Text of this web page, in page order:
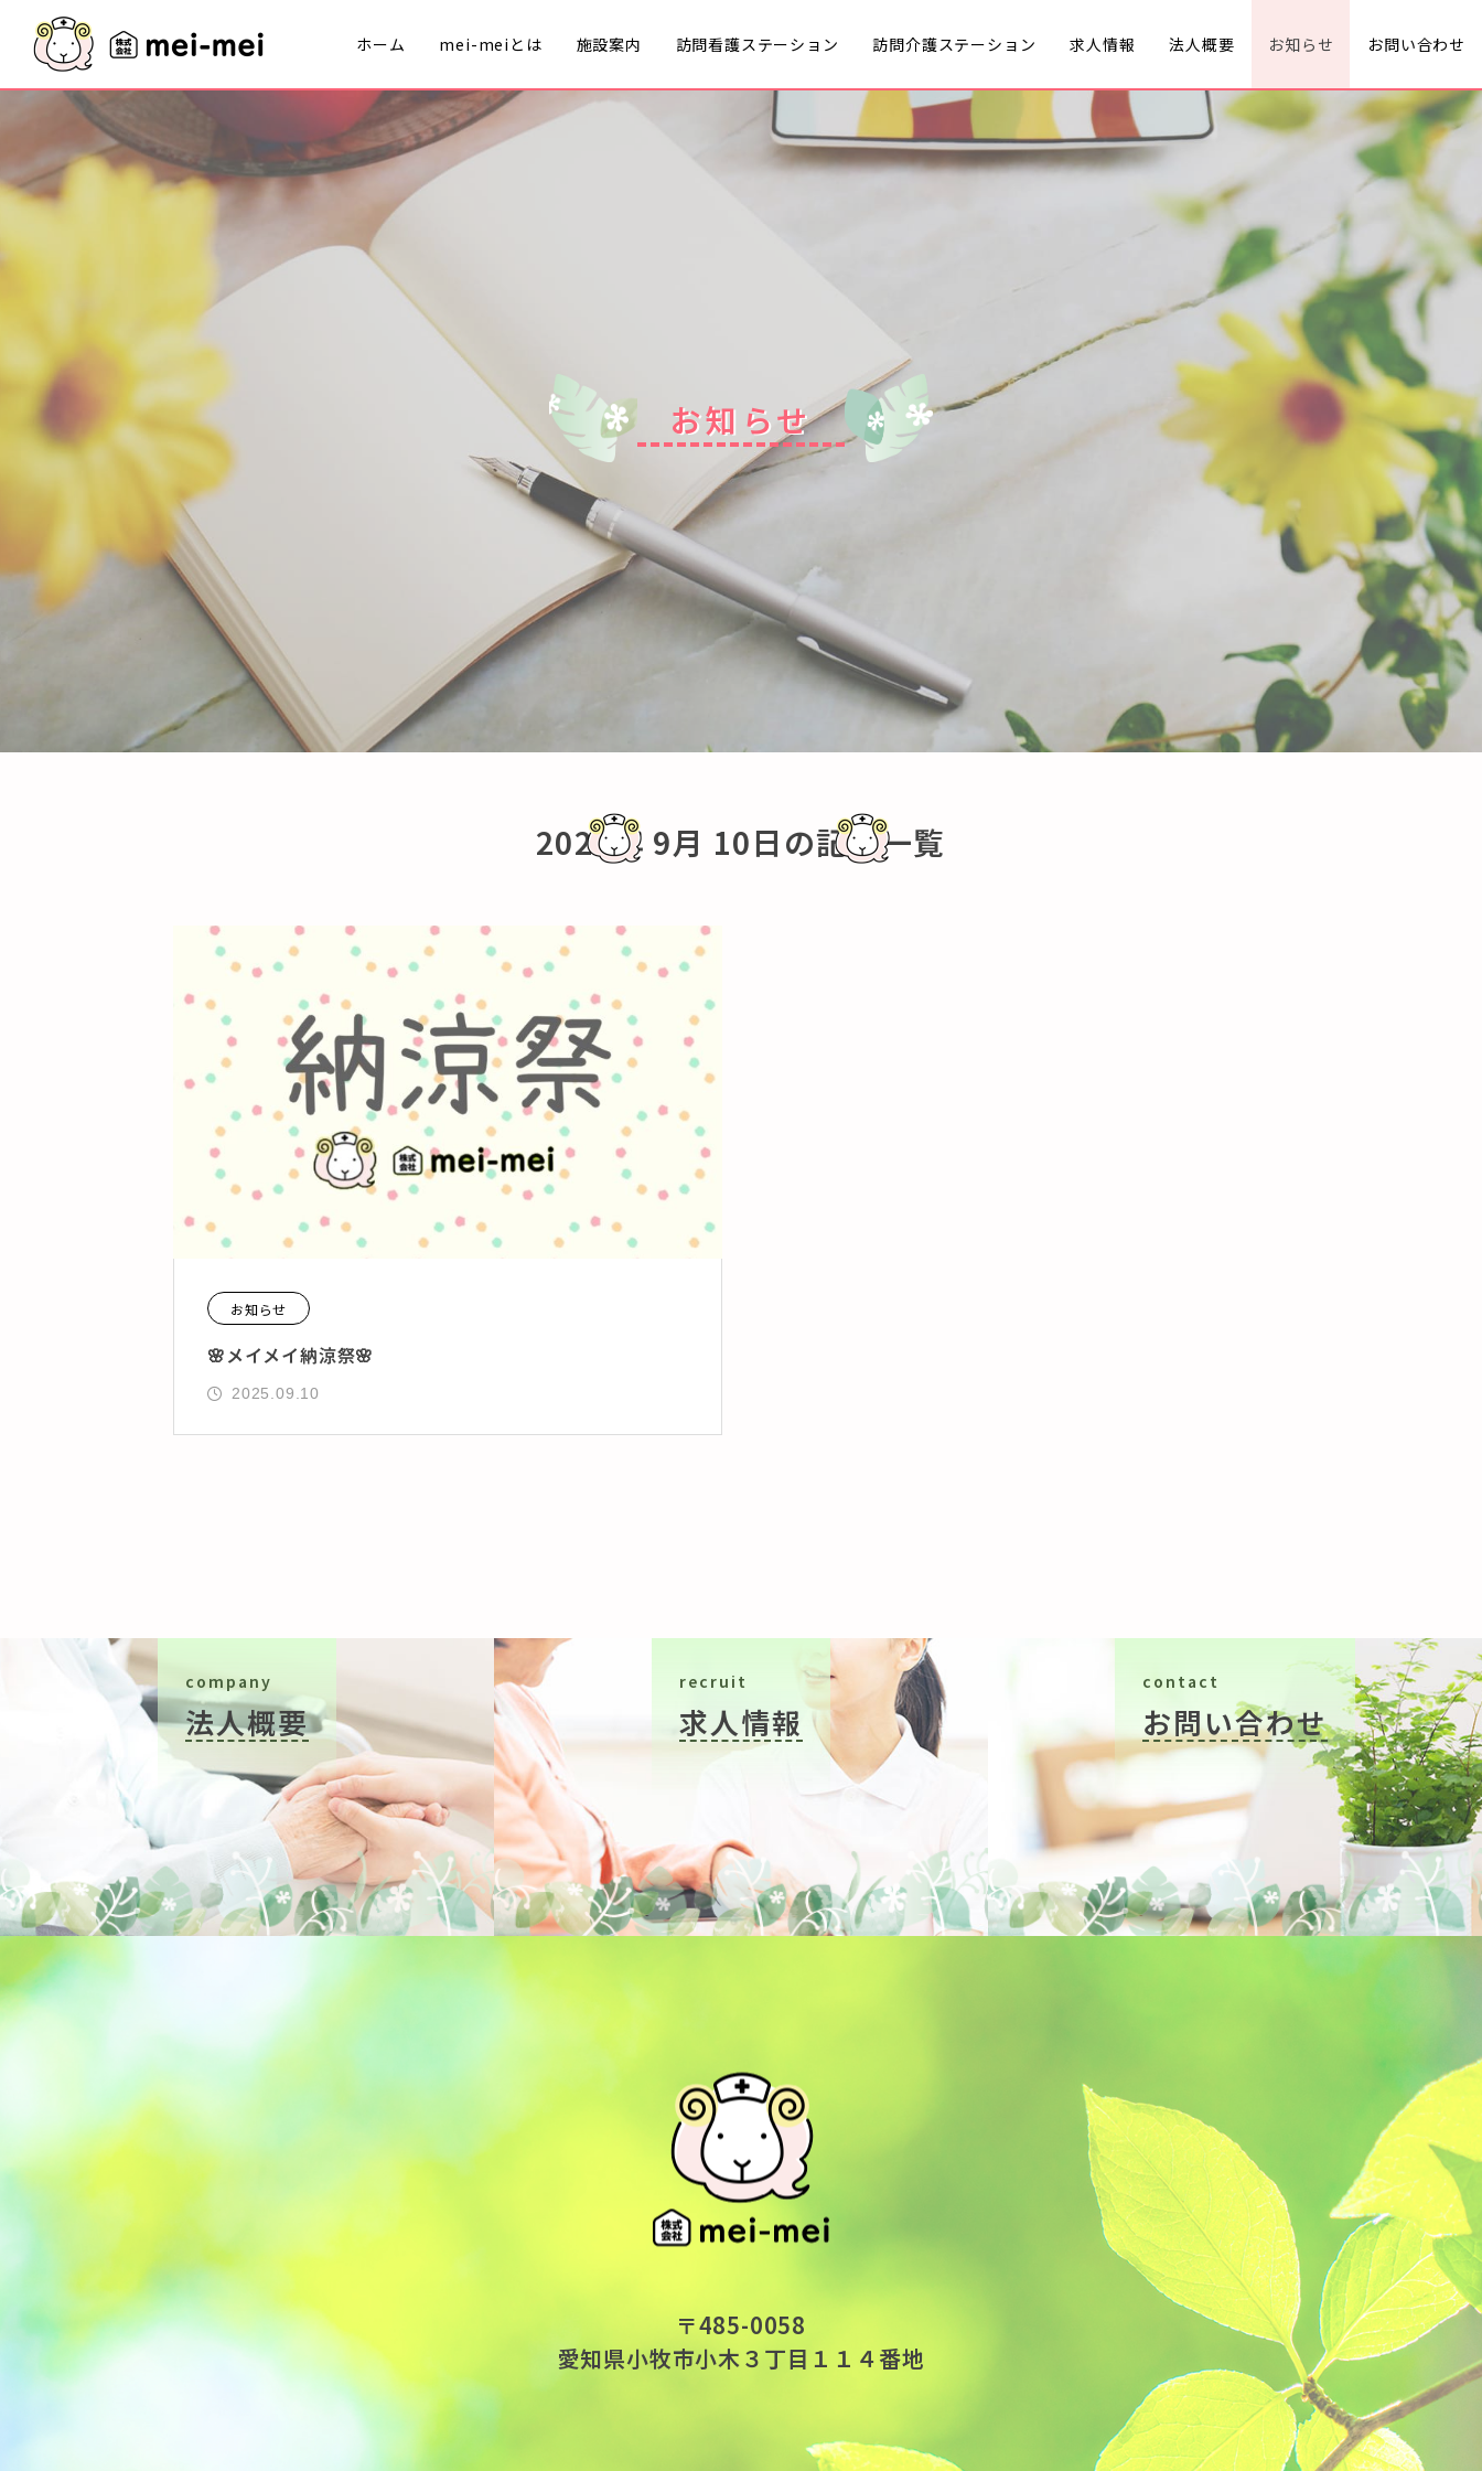
ホーム mei-meiとは 施設案内 訪問看護ステーション 訪問介護ステーション 求人情報 法人概要 お知らせ お問い合わせ
お知 らせ
2025年 9月 10日の記事一覧
お知らせ
🌸メイメイ納涼祭🌸
2025.09.10
company
法人概要
recruit
求人情報
contact
お問い合わせ
〒485-0058
愛知県小牧市小木３丁目１１４番地